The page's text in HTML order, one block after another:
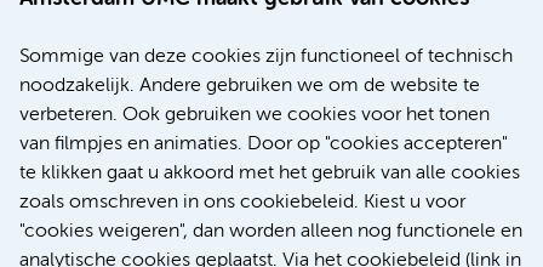
Sommige van deze cookies zijn functioneel of technisch
noodzakelijk. Andere gebruiken we om de website te
verbeteren. Ook gebruiken we cookies voor het tonen
van filmpjes en animaties. Door op "cookies accepteren"
te klikken gaat u akkoord met het gebruik van alle cookies
zoals omschreven in ons cookiebeleid. Kiest u voor
"cookies weigeren", dan worden alleen nog functionele en
analytische cookies geplaatst. Via het cookiebeleid (link in
Meer Amsterdam UMC websites:
Werken bij Amsterdam UMC
Over Amsterdam UMC
Nieuws
Research
Educatie Locatie VUmc